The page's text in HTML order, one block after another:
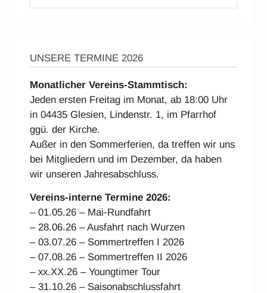
UNSERE TERMINE 2026
Monatlicher Vereins-Stammtisch:
Jeden ersten Freitag im Monat, ab 18:00 Uhr
in 04435 Glesien, Lindenstr. 1, im Pfarrhof
ggü. der Kirche.
Außer in den Sommerferien, da treffen wir uns
bei Mitgliedern und im Dezember, da haben
wir unseren Jahresabschluss.
Vereins-interne Termine 2026:
– 01.05.26 – Mai-Rundfahrt
– 28.06.26 – Ausfahrt nach Wurzen
– 03.07.26 – Sommertreffen I 2026
– 07.08.26 – Sommertreffen II 2026
– xx.XX.26 – Youngtimer Tour
– 31.10.26 – Saisonabschlussfahrt